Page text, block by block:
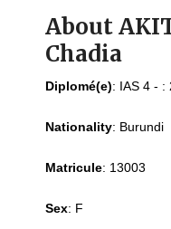
About
Chadia
Diplomé(e): IAS 4 - :
Nationality: Burundi
Matricule: 13003
Sex: F